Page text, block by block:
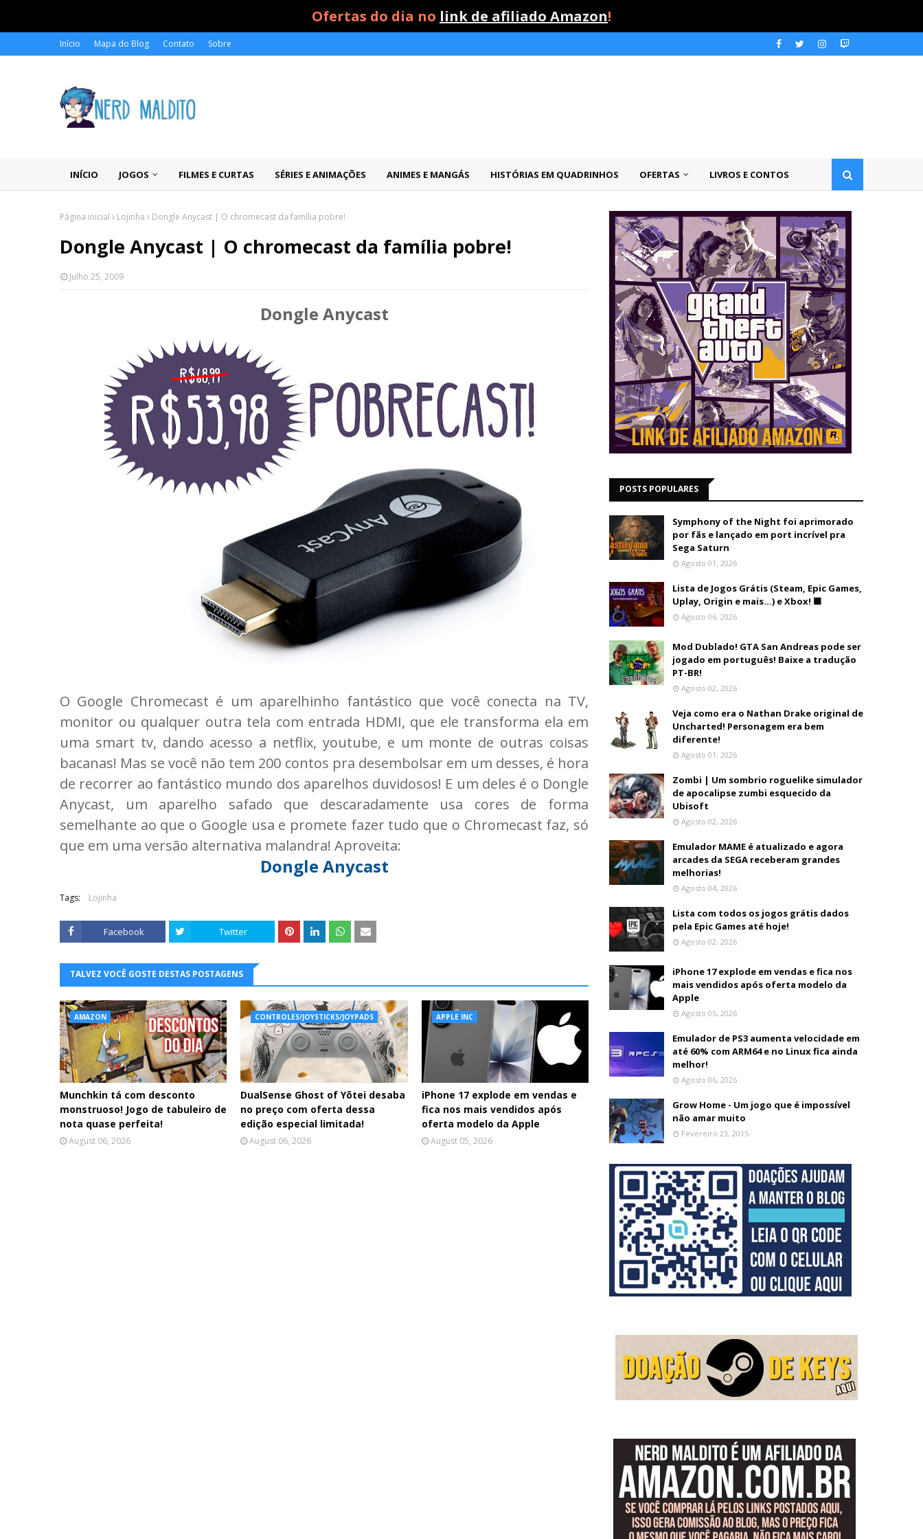
Ofertas do dia no link de afiliado Amazon!
Início Mapa do Blog Contato Sobre
INÍCIO JOGOS FILMES E CURTAS SÉRIES E ANIMAÇÕES ANIMES E MANGÁS HISTÓRIAS EM QUADRINHOS OFERTAS LIVROS E CONTOS
Página inicial Lojinha Dongle Anycast | O chromecast da família pobre!
Dongle Anycast | O chromecast da família pobre!
Julho 25, 2009
Dongle Anycast
O Google Chromecast é um aparelhinho fantástico que você conecta na TV,
monitor ou qualquer outra tela com entrada HDMI, que ele transforma ela em
uma smart tv, dando acesso a netflix, youtube, e um monte de outras coisas
bacanas! Mas se você não tem 200 contos pra desembolsar em um desses, é hora
de recorrer ao fantástico mundo dos aparelhos duvidosos! E um deles é o Dongle
Anycast, um aparelho safado que descaradamente usa cores de forma
semelhante ao que o Google usa e promete fazer tudo que o Chromecast faz, só
que em uma versão alternativa malandra! Aproveita:
Dongle Anycast
Tags: Lojinha
Facebook Twitter
TALVEZ VOCÊ GOSTE DESTAS POSTAGENS
AMAZON
Munchkin tá com desconto
monstruoso! Jogo de tabuleiro de
nota quase perfeita!
August 06, 2026
CONTROLES/JOYSTICKS/JOYPADS
DualSense Ghost of Yōtei desaba
no preço com oferta dessa
edição especial limitada!
August 06, 2026
APPLE INC
iPhone 17 explode em vendas e
fica nos mais vendidos após
oferta modelo da Apple
August 05, 2026
POSTS POPULARES
Symphony of the Night foi aprimorado
por fãs e lançado em port incrível pra
Sega Saturn
Agosto 01, 2026
Lista de Jogos Grátis (Steam, Epic Games,
Uplay, Origin e mais...) e Xbox! 🟩
Agosto 06, 2026
Mod Dublado! GTA San Andreas pode ser
jogado em português! Baixe a tradução
PT-BR!
Agosto 02, 2026
Veja como era o Nathan Drake original de
Uncharted! Personagem era bem
diferente!
Agosto 01, 2026
Zombi | Um sombrio roguelike simulador
de apocalipse zumbi esquecido da
Ubisoft
Agosto 02, 2026
Emulador MAME é atualizado e agora
arcades da SEGA receberam grandes
melhorias!
Agosto 04, 2026
Lista com todos os jogos grátis dados
pela Epic Games até hoje!
Agosto 02, 2026
iPhone 17 explode em vendas e fica nos
mais vendidos após oferta modelo da
Apple
Agosto 05, 2026
Emulador de PS3 aumenta velocidade em
até 60% com ARM64 e no Linux fica ainda
melhor!
Agosto 06, 2026
Grow Home - Um jogo que é impossível
não amar muito
Fevereiro 23, 2015